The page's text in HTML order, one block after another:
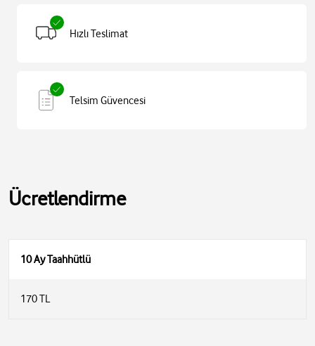
Hızlı Teslimat
Telsim Güvencesi
Ücretlendirme
10 Ay Taahhütlü
170 TL